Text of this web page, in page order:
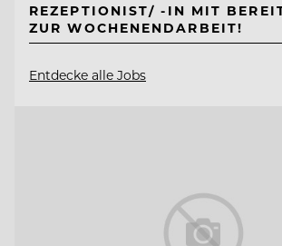
REZEPTIONIST/ -IN MIT
ZUR WOCHENENDARBEIT!
Entdecke alle Jobs